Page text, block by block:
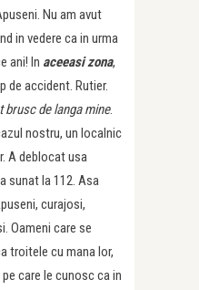
Nu am avut
in vedere ca in urma
ani! In aceeasi zona,
de accident. Rutier.
brusc de langa mine.
nostru, un localnic
A deblocat usa
sunat la 112. Asa
curajosi,
Oameni care se
troitele cu mana lor,
care le cunosc ca in